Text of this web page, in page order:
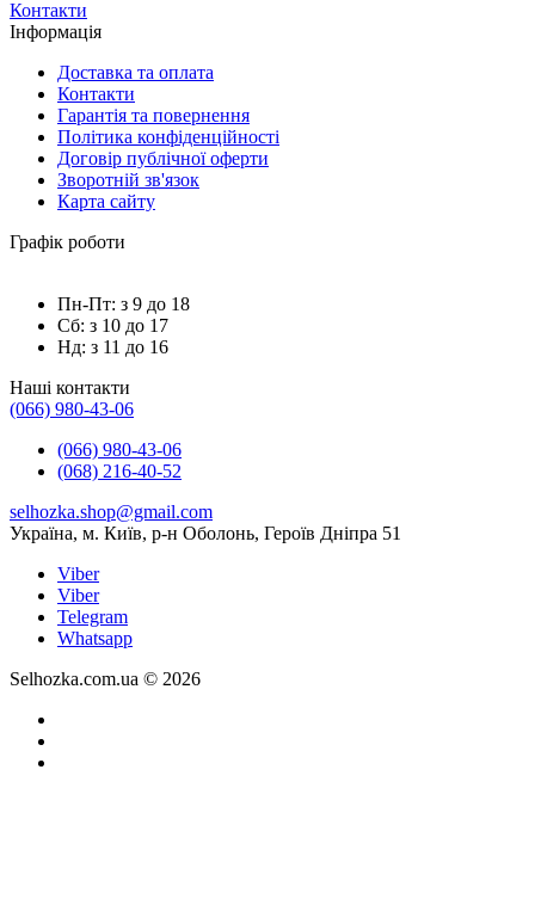
Контакти
Інформація
Доставка та оплата
Контакти
Гарантія та повернення
Політика конфіденційності
Договір публічної оферти
Зворотній зв'язок
Карта сайту
Графік роботи
Пн-Пт: з 9 до 18
Сб: з 10 до 17
Нд: з 11 до 16
Наші контакти
(066) 980-43-06
(066) 980-43-06
(068) 216-40-52
selhozka.shop@gmail.com
Українa, м. Київ, р-н Оболонь, Героїв Дніпра 51
Viber
Viber
Telegram
Whatsapp
Selhozka.com.ua © 2026